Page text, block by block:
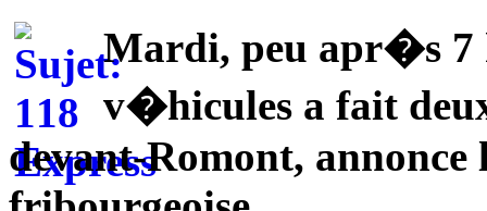
Mardi, peu apr�s 7
v�hicules a fait
devant-Romont, annonce